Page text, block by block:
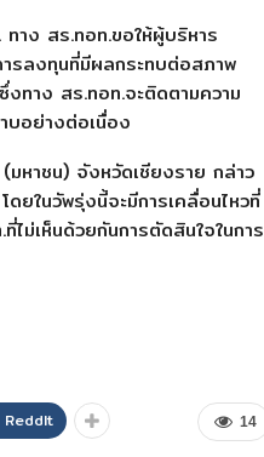
าง สร.ทอท.ขอให้ผู้บริหาร
รลงทุนที่มีผลกระทบต่อสภาพ
งทาง สร.ทอท.จะติดตามความ
บอย่างต่อเนื่อง
หาชน) จังหวัดเชียงราย กล่าว
ยในวัพรุ่งนี้จะมีการเคลื่อนไหวที่
ม่เห็นด้วยกันการตัดสินใจในการ
14
ReddIt